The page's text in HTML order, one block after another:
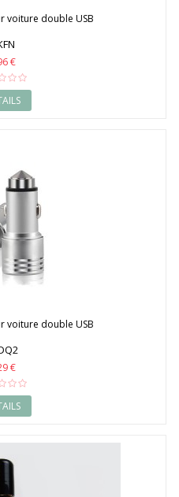
voiture double USB
€
voiture double USB
€